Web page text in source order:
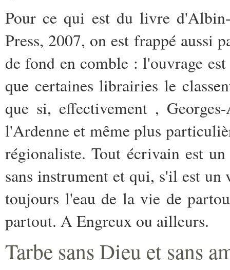
Pour ce qui est du livre
Press, 2007, on est frappé aussi
de fond en comble : l'ouvrage
que certaines librairies le
que si, effectivement ,
l'Ardenne et même plus
régionaliste. Tout écrivain est
sans instrument et qui, s'il est un
toujours l'eau de la vie de
partout. A Engreux ou ailleurs.
Tarbe sans Dieu et sans